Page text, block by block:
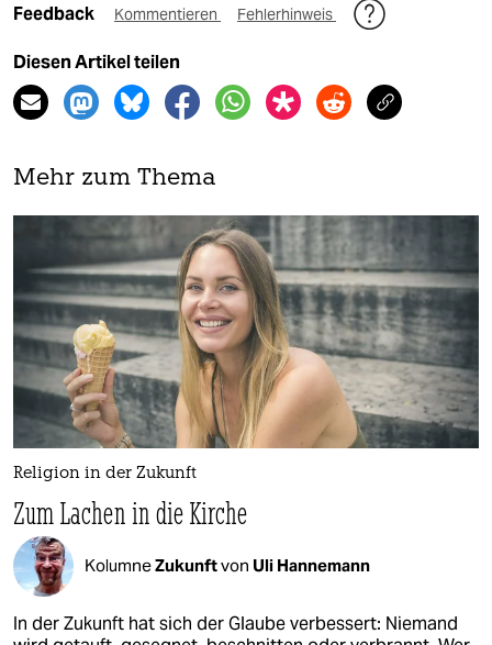
Feedback Kommentieren Fehlerhinweis
Diesen Artikel teilen
Mehr zum Thema
Religion in der Zukunft
Zum Lachen in die Kirche
KolumneZukunftvon Uli Hannemann
In der Zukunft hat sich der Glaube verbessert: Niemand